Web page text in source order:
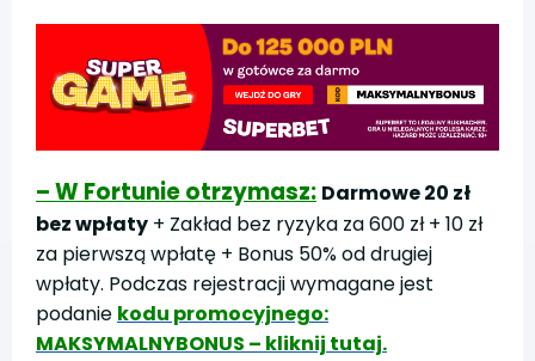
– W Fortunie otrzymasz: Darmowe 20 zł
bez wpłaty + Zakład bez ryzyka za 600 zł + 10 zł
za pierwszą wpłatę + Bonus 50% od drugiej
wpłaty. Podczas rejestracji wymagane jest
podanie kodu promocyjnego:
MAKSYMALNYBONUS – kliknij tutaj.